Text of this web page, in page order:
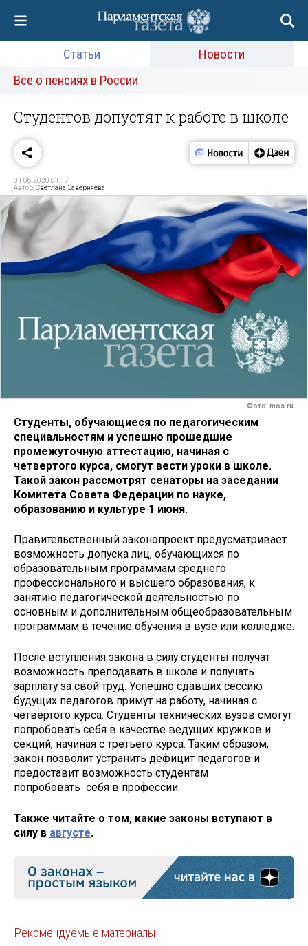
Статьи
Новости
Все о пенсиях в России
Студентов допустят к работе в школе
01.06.2020 01:17
Автор:Светлана Заверняева
Фото: mos.ru
Студенты, обучающиеся по педагогическим
специальностям и успешно прошедшие
промежуточную аттестацию, начиная с
четвертого курса, смогут вести уроки в школе.
Такой закон рассмотрят сенаторы на заседании
Комитета Совета Федерации по науке,
образованию и культуре 1 июня.
Правительственный законопроект предусматривает
возможность допуска лиц, обучающихся по
образовательным программам среднего
профессионального и высшего образования, к
занятию педагогической деятельностью по
основным и дополнительным общеобразовательным
программам в течение обучения в вузе или колледже.
После вступления закона в силу студенты получат
возможность преподавать в школе и получать
зарплату за свой труд. Успешно сдавших сессию
будущих педагогов примут на работу, начиная с
четвёртого курса. Студенты технических вузов смогут
попробовать себя в качестве ведущих кружков и
секций, начиная с третьего курса. Таким образом,
закон позволит устранить дефицит педагогов и
предоставит возможность студентам
попробовать себя в профессии.
Также читайте о том, какие законы вступают в
силу в августе.
Рекомендуемые материалы